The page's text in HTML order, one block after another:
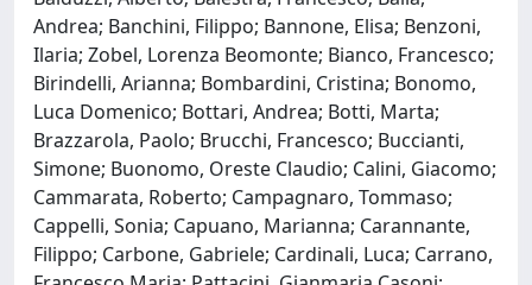
Andrea; Banchini, Filippo; Bannone, Elisa; Benzoni,
Ilaria; Zobel, Lorenza Beomonte; Bianco, Francesco;
Birindelli, Arianna; Bombardini, Cristina; Bonomo,
Luca Domenico; Bottari, Andrea; Botti, Marta;
Brazzarola, Paolo; Brucchi, Francesco; Buccianti,
Simone; Buonomo, Oreste Claudio; Calini, Giacomo;
Cammarata, Roberto; Campagnaro, Tommaso;
Cappelli, Sonia; Capuano, Marianna; Carannante,
Filippo; Carbone, Gabriele; Cardinali, Luca; Carrano,